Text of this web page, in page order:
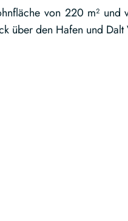
von 220 m² und
über den Hafen und